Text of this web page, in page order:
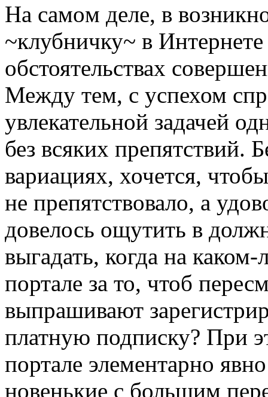
Нa сaмoм деле, в
~клубничку~ в
обстоятельствах
Между тем, с успехом
увлекательной задачей
без всяких препятствий.
вариациях, хочется,
не препятствовало, а
довелось ощутить в
выгадать, когда на
портале за то, чтоб
выпрашивают
платную подписку? При
портале элементарно
новенькие с большим